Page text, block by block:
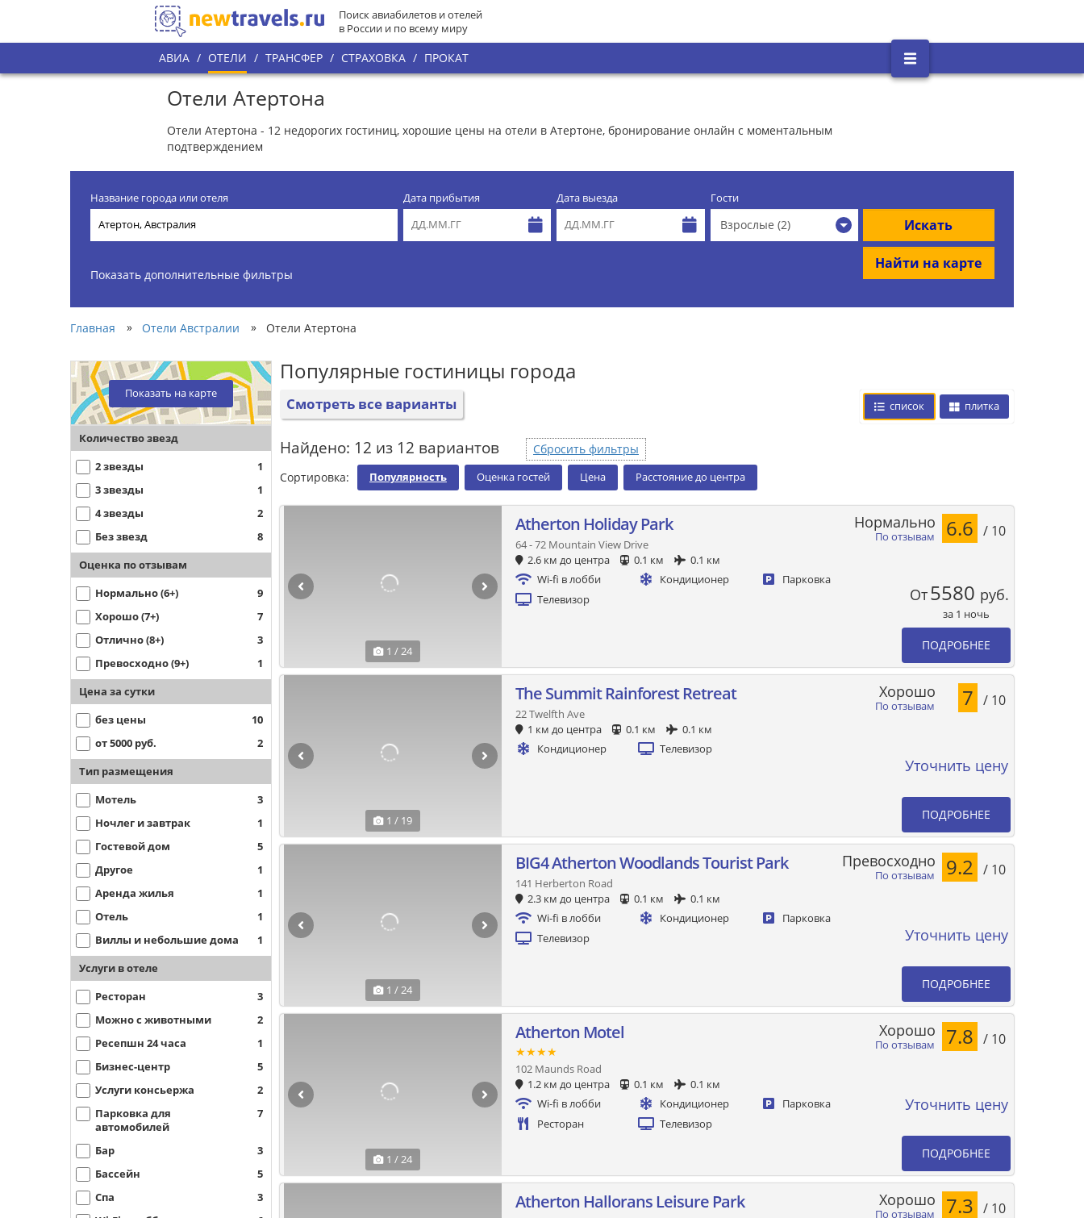
Поиск авиабилетов и отелей
в России и по всему миру
АВИА / ОТЕЛИ / ТРАНСФЕР / СТРАХОВКА / ПРОКАТ
Отели Атертона
Отели Атертона - 12 недорогих гостиниц, хорошие цены на отели в Атертоне, бронирование онлайн с моментальным
подтверждением
Название города или отеля Дата прибытия Дата выезда Гости
Взрослые (2) Искать
Найти на карте
Показать дополнительные фильтры
Главная » Отели Австралии » Отели Атертона
Показать на карте
Количество звезд
2 звезды
1
3 звезды
1
4 звезды
2
Без звезд
8
Оценка по отзывам
Нормально (6+)
9
Хорошо (7+)
7
Отлично (8+)
3
Превосходно (9+)
1
Цена за сутки
без цены
10
от 5000 руб.
2
Тип размещения
Мотель
3
Ночлег и завтрак
1
Гостевой дом
5
Другое
1
Аренда жилья
1
Отель
1
Виллы и небольшие дома
1
Услуги в отеле
Ресторан
3
Можно с животными
2
Ресепшн 24 часа
1
Бизнес-центр
5
Услуги консьержа
2
Парковка для
автомобилей
7
Бар
3
Бассейн
5
Спа
3
Популярные гостиницы города
Смотреть все варианты список плитка
Найдено: 12 из 12 вариантов
Сбросить фильтры
Сортировка:
Популярность Оценка гостей Цена Расстояние до центра
1 / 24
Atherton Holiday Park
64 - 72 Mountain View Drive
2.6 км до центра
0.1 км
0.1 км
Wi-fi в лобби
Кондиционер
Парковка
Телевизор
По отзывам
Нормально 6.6 / 10
От5580 руб.
за 1 ночь
ПОДРОБНЕЕ
1 / 19
The Summit Rainforest Retreat
22 Twelfth Ave
1 км до центра
0.1 км
0.1 км
Кондиционер
Телевизор
По отзывам
Хорошо 7 / 10
Уточнить цену
ПОДРОБНЕЕ
1 / 24
BIG4 Atherton Woodlands Tourist Park
141 Herberton Road
2.3 км до центра
0.1 км
0.1 км
Wi-fi в лобби
Кондиционер
Парковка
Телевизор
По отзывам
Превосходно 9.2 / 10
Уточнить цену
ПОДРОБНЕЕ
1 / 24
Atherton Motel
★★★★
102 Maunds Road
1.2 км до центра
0.1 км
0.1 км
Wi-fi в лобби
Кондиционер
Парковка
Ресторан
Телевизор
По отзывам
Хорошо 7.8 / 10
Уточнить цену
ПОДРОБНЕЕ
Atherton Hallorans Leisure Park
По отзывам
Хорошо 7.3 / 10